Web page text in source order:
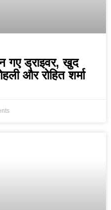
गए ड्राइवर, खुद
और रोहित शर्मा